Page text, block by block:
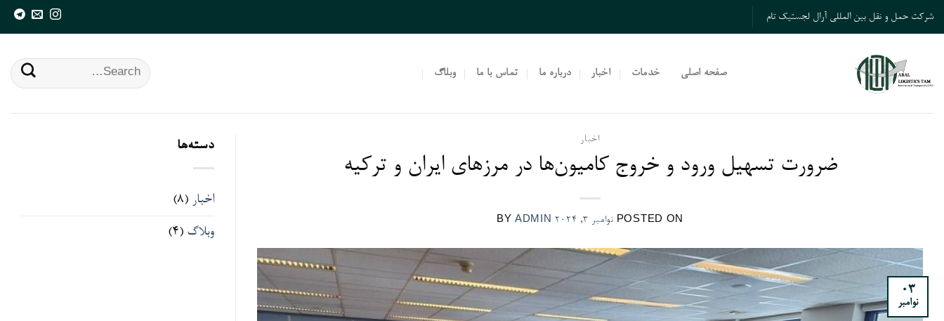
Skip
to
content
شرکت حمل و نقل بین المللی آرال لجستیک تام
صفحه اصلی خدمات اخبار درباره ما تماس با ما وبلاگ
Search
for:
اخبار
ضرورت تسهیل ورود و خروج کامیون‌ها در مرزهای ایران و ترکیه
POSTED ON نوامبر 3, 2024 BY ADMIN
03
نوامبر
دسته‌ها
اخبار (8)
وبلاگ (4)